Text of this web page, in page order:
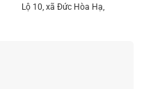
Lộ 10, xã Đức Hòa Hạ,